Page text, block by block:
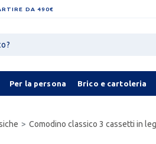
DA 490€
Per la persona Brico e cartoleria
Comodino classico 3 cassetti in